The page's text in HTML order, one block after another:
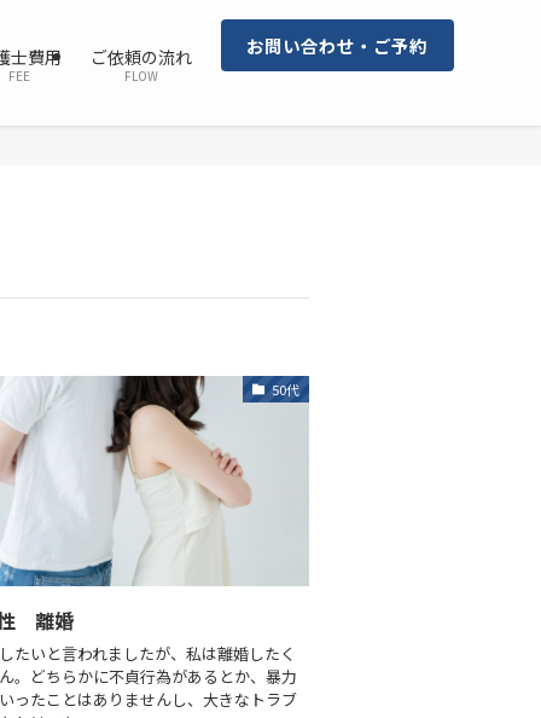
士費用
FEE
ご依頼の流れ
FLOW
お問い合わせ・ご予約
50代
離婚
たいと言われましたが、私は離婚したく
。どちらかに不貞行為があるとか、暴力
ったことはありませんし、大きなトラブ